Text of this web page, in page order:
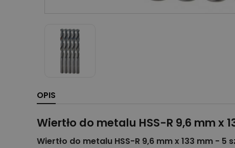
OPIS
Wiertło do metalu HSS-R 9,6 mm x
Wiertło do metalu HSS-R 9,6 mm x 133 mm -